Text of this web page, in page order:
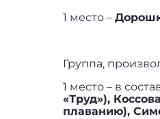
1 место –
Группа,
1 место – в
«Труд»),
плаванию),